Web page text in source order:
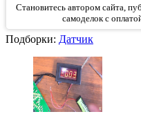
Становитесь автором сайта,
самоделок с
Подборки: Датчик